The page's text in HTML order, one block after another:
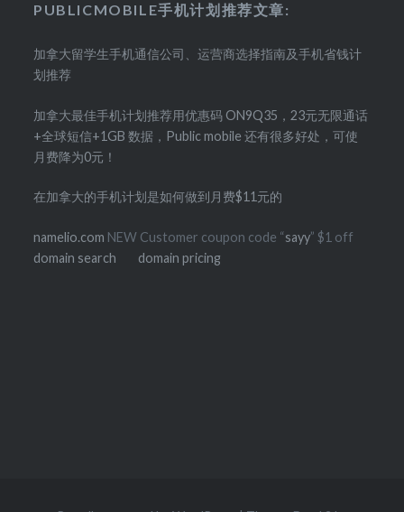
PUBLICMOBILE手机计划推荐文章:
加拿大留学生手机通信公司、运营商选择指南及手机省钱计
划推荐
加拿大最佳手机计划推荐用优惠码 ON9Q35，23元无限通话
+全球短信+1GB 数据，Public mobile 还有很多好处，可使
月费降为0元！
在加拿大的手机计划是如何做到月费$11元的
namelio.com NEW Customer coupon code “sayy” $1 off
domain search
domain pricing